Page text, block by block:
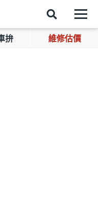
拚 維修估價